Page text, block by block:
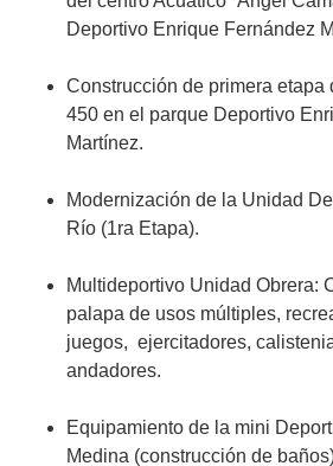
Deportivo Enrique Fernández
Construcción de primera etapa
450 en el parque Deportivo
Martínez.
Modernización de la Unidad
Río (1ra Etapa).
Multideportivo Unidad Obrera:
palapa de usos múltiples,
juegos, ejercitadores,
andadores.
Equipamiento de la mini
Medina (construcción de